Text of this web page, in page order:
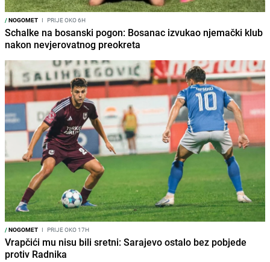
/NOGOMET I PRIJE OKO 6H
Schalke na bosanski pogon: Bosanac izvukao njemački klub
nakon nevjerovatnog preokreta
/NOGOMET I PRIJE OKO 17H
Vrapčići mu nisu bili sretni: Sarajevo ostalo bez pobjede
protiv Radnika